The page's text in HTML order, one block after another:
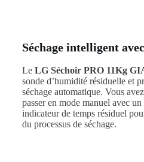
Séchage intelligent
Le LG Séchoir PRO 11Kg
sonde d’humidité résiduelle et
séchage automatique. Vous
passer en mode manuel avec
indicateur de temps résiduel
du processus de séchage.